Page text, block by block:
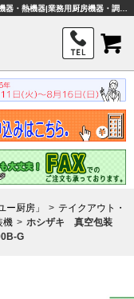
厨房」
テイクアウト・
機
ホシザキ 真空包装
G